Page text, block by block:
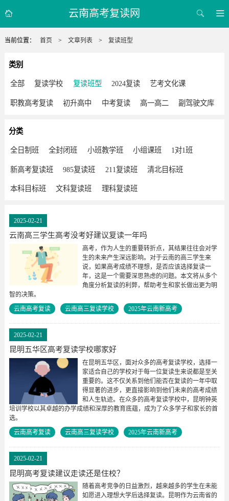
 云南高考复读网  
当前位置： 首页 > 文章列表 > 复读班型
类别
全部 复读学校 复读班型 2024复读 艺考文化课
职教高考复读 初升高中 中考复读 高一高二 副驾驶文库
分类
全日制班 全封闭班 小班教学班 小组课班 1对1班
新高考复读班 985复读班 211复读班 清北目标班
本科目标班 文科复读班 理科复读班
2025-02-21
云南高三学生高考没考好建议复读一年吗
高考，作为人生的重要转折点，其结果往往会对学
生的未来产生深远影响。对于云南的高三学生来
说，如果高考成绩不理想，是否应该选择复读一
年，这是一个需要深思熟虑的问题。本文将从多个
角度分析复读的利弊，帮助考生和家长做出更为明
智的决策。
云南高考复读
云南高三复读学校 2025年云南新高考
2025-02-21
昆明五华区高考复读学校哪家好
在昆明五华区，面对众多的高考复读学校，选择一
家适合自己的学校对于每一位复读生来说都是至关
重要的。这不仅关系到他们能否在复读的一年中取
得显著的进步，更直接影响到他们未来的高考成绩
和人生轨迹。在众多的高考复读学校中，昆明钟英
培训学校以其卓越的办学成绩和深厚的教育底蕴，成为了众多学子和家长的首
选。
云南高考复读
云南高三复读学校 2025年云南新高考
2025-02-21
昆明高考复读建议走读还是住校？
随着高考竞争的日益激烈，越来越多的学生在未能
如愿进入理想大学后选择复读。昆明作为云南省的